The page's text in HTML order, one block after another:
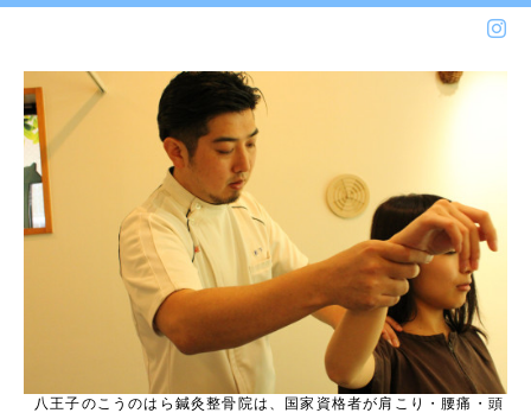
八王子のこうのはら鍼灸整骨院は、国家資格者が肩こり・腰痛・頭